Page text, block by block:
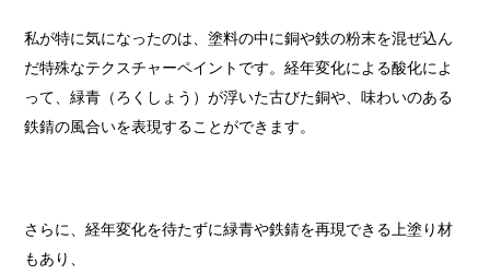
私が特に気になったのは、塗料の中に銅や鉄の粉末を混ぜ込ん
だ特殊なテクスチャーペイントです。経年変化による酸化によ
って、緑青（ろくしょう）が浮いた古びた銅や、味わいのある
鉄錆の風合いを表現することができます。
さらに、経年変化を待たずに緑青や鉄錆を再現できる上塗り材
もあり、